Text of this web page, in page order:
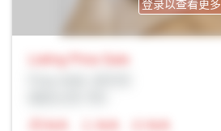
登录以查看更多
Listing Price Sale
N/A
N/A N/A